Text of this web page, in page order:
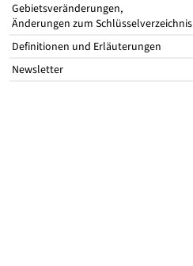
Gebietsveränderungen,
Änderungen zum Schlüsselverzeichnis
Definitionen und Erläuterungen
Newsletter